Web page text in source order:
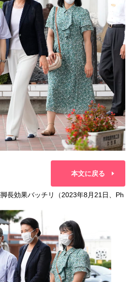
本文に戻る
長効果バッチリ（2023年8月21日、Ph